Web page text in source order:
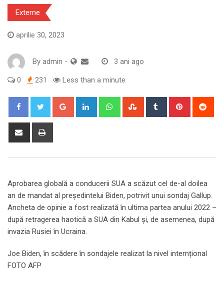
Externe
aprilie 30, 2023
By admin - 3 ani ago
0 231 Less than a minute
Google+ LinkedIn WhatsappStumbleUpon
Tumblr Pinterest
Share
Aprobarea globală a conducerii SUA a scăzut cel de-al doilea
an de mandat al președintelui Biden, potrivit unui sondaj Gallup.
Ancheta de opinie a fost realizată în ultima partea anului 2022 –
după retragerea haotică a SUA din Kabul și, de asemenea, după
invazia Rusiei în Ucraina.
Joe Biden, în scădere în sondajele realizat la nivel internțional
FOTO AFP